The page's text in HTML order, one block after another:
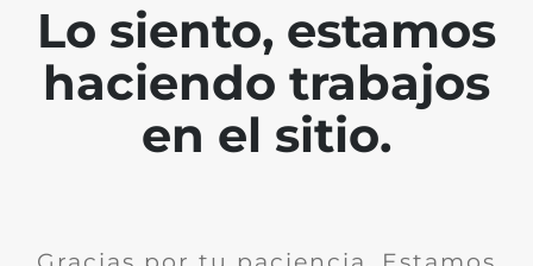
Lo siento, estamos
haciendo trabajos
en el sitio.